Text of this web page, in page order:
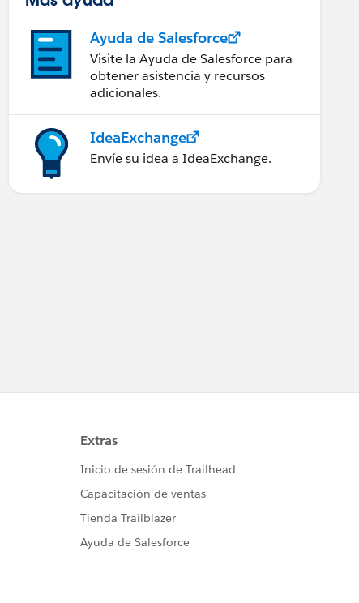
Ayuda de Salesforce
Visite la Ayuda de Salesforce para
obtener asistencia y recursos
adicionales.
IdeaExchange
Envíe su idea a IdeaExchange.